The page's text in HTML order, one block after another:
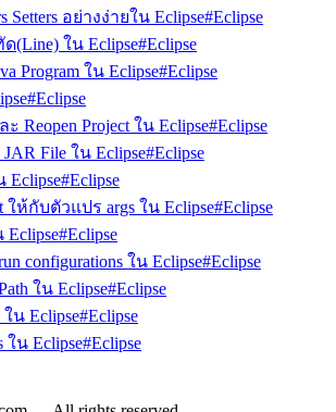
Setters อย่างง่ายใน Eclipse#Eclipse
(Line) ใน Eclipse#Eclipse
Program ใน Eclipse#Eclipse
#Eclipse
ะ Reopen Project ใน Eclipse#Eclipse
File ใน Eclipse#Eclipse
Eclipse#Eclipse
ให้กับตัวแปร args ใน Eclipse#Eclipse
#Eclipse
configurations ใน Eclipse#Eclipse
ใน Eclipse#Eclipse
น Eclipse#Eclipse
ใน Eclipse#Eclipse